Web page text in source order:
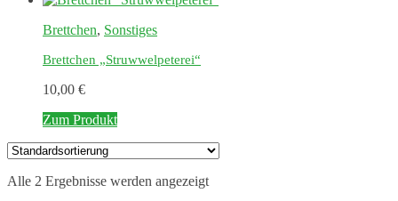
Brettchen, Sonstiges
Brettchen „Struwwelpeterei“
10,00 €
Zum Produkt
Alle 2 Ergebnisse werden angezeigt